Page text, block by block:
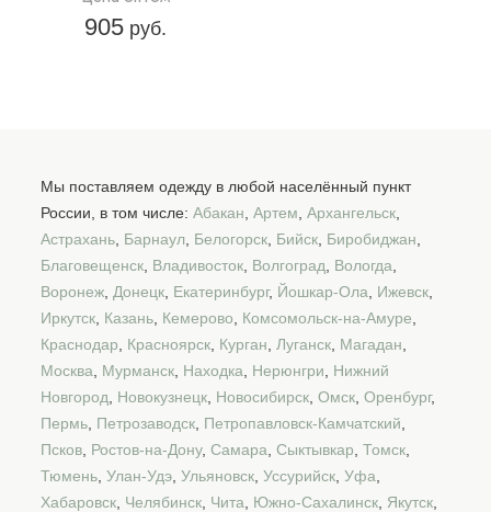
905 руб.
Мы поставляем одежду в любой населённый пункт
России, в том числе: Абакан Артем Архангельск
Астрахань Барнаул Белогорск Бийск Биробиджан
Благовещенск Владивосток Волгоград Вологда
Воронеж Донецк Екатеринбург, Йошкар-Ола Ижевск
Иркутск Казань Кемерово Комсомольск-на-Амуре
Краснодар
Красноярск Курган Луганск Магадан
Москва
Мурманск Находка Нерюнгри
Нижний
Новгород
Новокузнецк Новосибирск Омск Оренбург,
Пермь Петрозаводск Петропавловск-Камчатский
Псков Ростов-на-Дону, Самара Сыктывкар Томск
Тюмень Улан-Удэ Ульяновск Уссурийск Уфа
Хабаровск Челябинск Чита Южно-Сахалинск Якутск